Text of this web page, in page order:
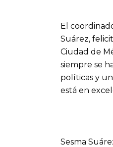
El
Suárez,
Ciudad de
siempre se
políticas y
está en
Sesma